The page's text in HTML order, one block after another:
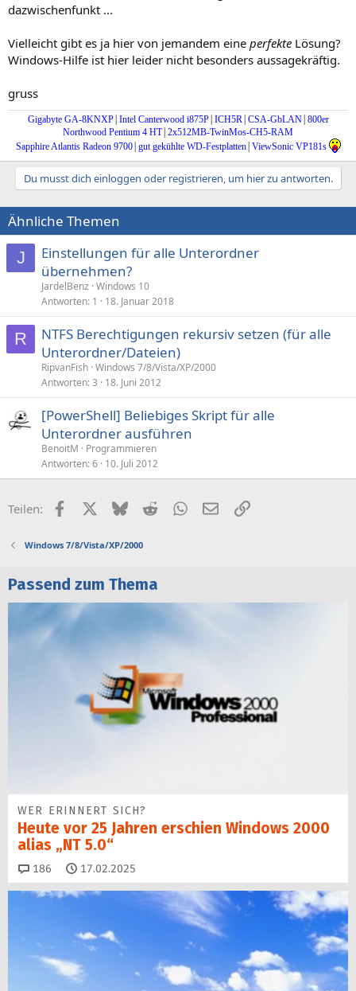
dazwischenfunkt ...
Vielleicht gibt es ja hier von jemandem eine perfekte Lösung?
Windows-Hilfe ist hier leider nicht besonders aussagekräftig.
gruss
Gigabyte GA-8KNXP| Intel Canterwood i875P| ICH5R| CSA-GbLAN| 800er
Northwood Pentium 4 HT| 2x512MB-TwinMos-CH5-RAM
Sapphire Atlantis Radeon 9700| gut gekühlte WD-Festplatten| ViewSonic VP181s
Du musst dich einloggen oder registrieren, um hier zu antworten.
Ähnliche Themen
J
Einstellungen für alle Unterordner
übernehmen?
JardelBenz Windows 10
Antworten 1 18. Januar 2018
R
NTFS Berechtigungen rekursiv setzen (für alle
Unterordner/Dateien)
RipvanFish Windows 7/8/Vista/XP/2000
Antworten 3 18. Juni 2012
[PowerShell] Beliebiges Skript für alle
Unterordner ausführen
BenoitM
Programmieren
Antworten 6 10. Juli 2012
Teilen: FacebookX (Twitter)
BlueskyRedditWhatsApp
E-MailLink
Windows 7/8/Vista/XP/2000
Passend zum Thema
WER ERINNERT SICH?
Heute vor 25 Jahren erschien Windows 2000
alias „NT 5.0“
186 Kommentare
17.02.2025